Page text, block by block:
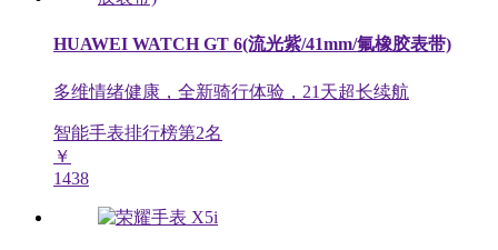
HUAWEI WATCH GT 6(流光紫/41mm/氟橡胶表带)
多维情绪健康，全新骑行体验，21天超长续航
智能手表排行榜第2名
￥
1438